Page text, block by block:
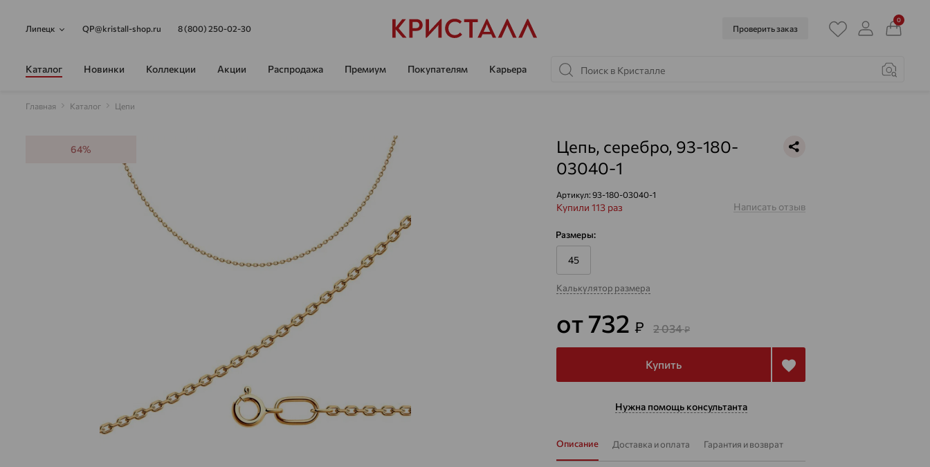
Липецк QP@kristall-shop.ru 8 (800) 250-02-30 Проверить заказ
0
Каталог Новинки Коллекции Акции Распродажа Премиум Покупателям Карьера
Главная Каталог Цепи
64%
Цепь, серебро, 93-180-
03040-1
Артикул: 93-180-03040-1
Купили 113 раз Написать отзыв
Размеры:
45
Калькулятор размера
от 732 ₽ 2 034₽
Купить
Нужна помощь консультанта
Описание Доставка и оплата Гарантия и возврат